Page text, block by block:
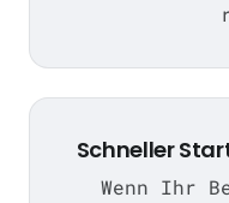
Schneller
Wenn Ihr